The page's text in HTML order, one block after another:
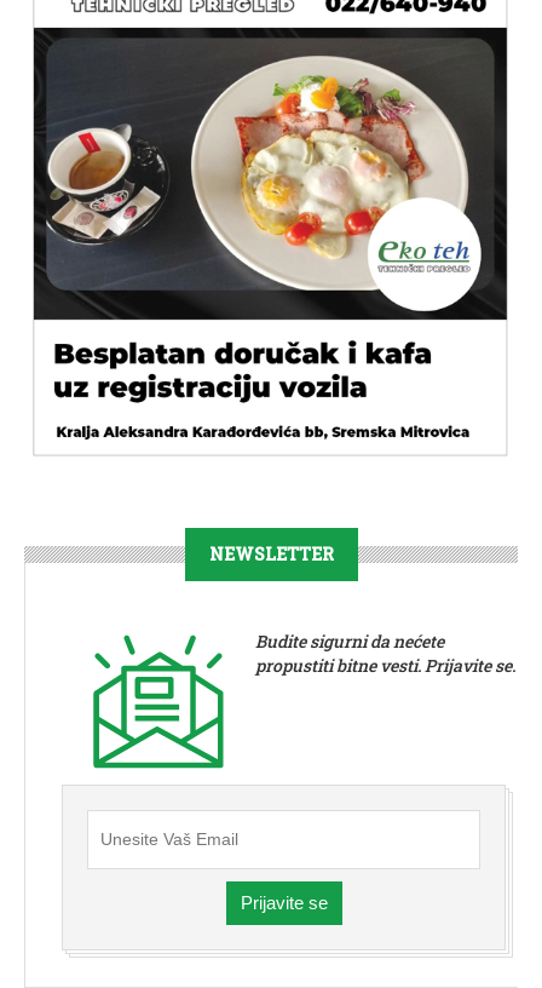
NEWSLETTER
Budite sigurni da nećete
propustiti bitne vesti. Prijavite se.
Prijavite se